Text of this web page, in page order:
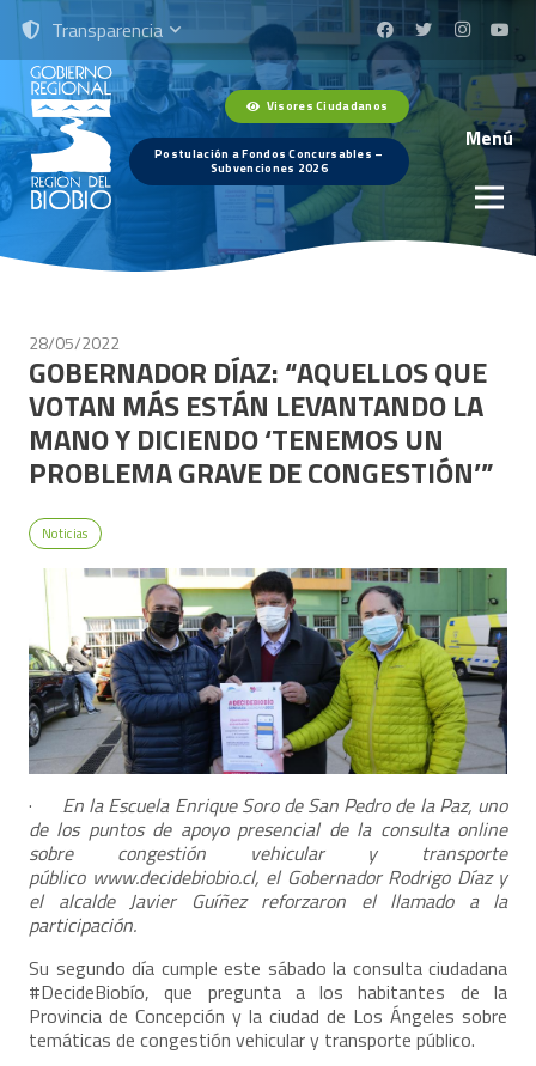
Transparencia
Visores Ciudadanos
Postulación a Fondos Concursables –
Subvenciones 2026
Menú
28/05/2022
GOBERNADOR DÍAZ: “AQUELLOS QUE
VOTAN MÁS ESTÁN LEVANTANDO LA
MANO Y DICIENDO ‘TENEMOS UN
PROBLEMA GRAVE DE CONGESTIÓN’”
Noticias
· En la Escuela Enrique Soro de San Pedro de la Paz, uno
de los puntos de apoyo presencial de la consulta online
sobre congestión vehicular y transporte
público www.decidebiobio.cl, el Gobernador Rodrigo Díaz y
el alcalde Javier Guíñez reforzaron el llamado a la
participación.
Su segundo día cumple este sábado la consulta ciudadana
#DecideBiobío, que pregunta a los habitantes de la
Provincia de Concepción y la ciudad de Los Ángeles sobre
temáticas de congestión vehicular y transporte público.